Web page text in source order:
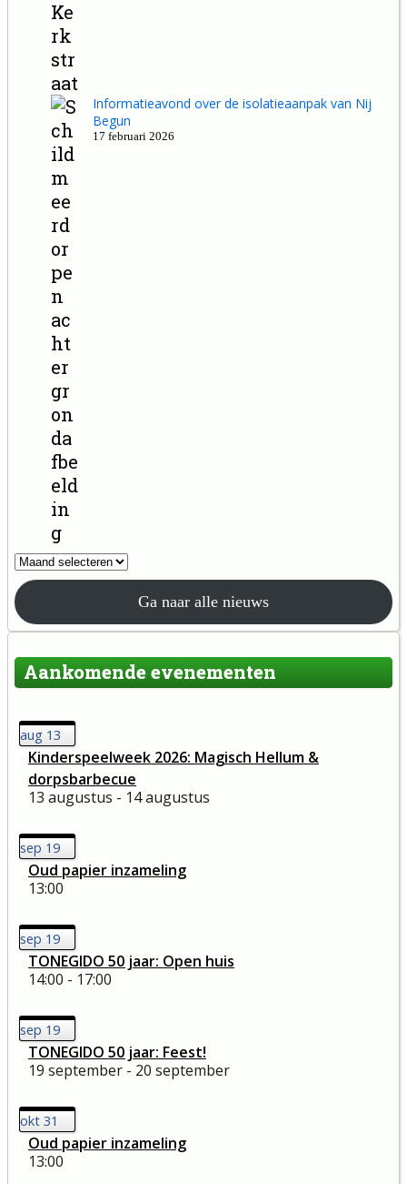
Informatieavond over de isolatieaanpak van Nij
Begun
17 februari 2026
Ga naar alle nieuws
Aankomende evenementen
aug 13
Kinderspeelweek 2026: Magisch Hellum &
dorpsbarbecue
13 augustus - 14 augustus
sep 19
Oud papier inzameling
13:00
sep 19
TONEGIDO 50 jaar: Open huis
14:00 - 17:00
sep 19
TONEGIDO 50 jaar: Feest!
19 september - 20 september
okt 31
Oud papier inzameling
13:00